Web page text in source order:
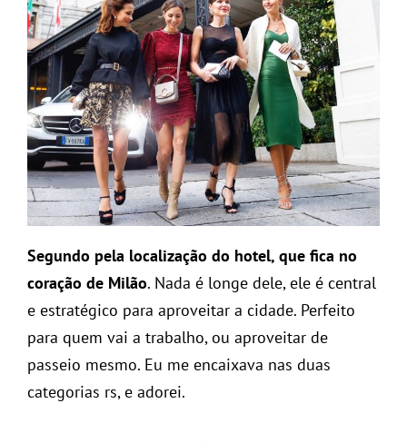
Segundo pela localização do hotel, que fica no
coração de Milão. Nada é longe dele, ele é central
e estratégico para aproveitar a cidade. Perfeito
para quem vai a trabalho, ou aproveitar de
passeio mesmo. Eu me encaixava nas duas
categorias rs, e adorei.